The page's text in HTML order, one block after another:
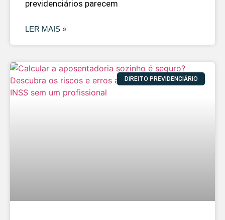
previdenciários parecem
LER MAIS »
DIREITO PREVIDENCIÁRIO